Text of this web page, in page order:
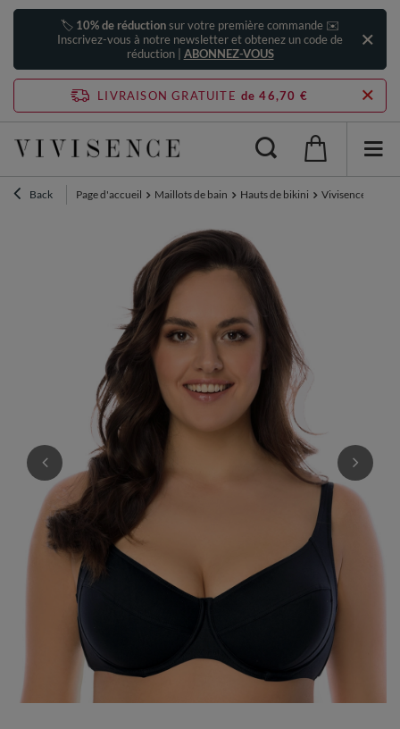
🏷️ 10% de réductionsur votre première commande ✉️
Inscrivez-vous à notre newsletter et obtenez un code de
réduction | ABONNEZ-VOUS
LIVRAISON GRATUITE de 46,70 €
Back Page d'accueil Maillots de bain Hauts de bikini Vivisence